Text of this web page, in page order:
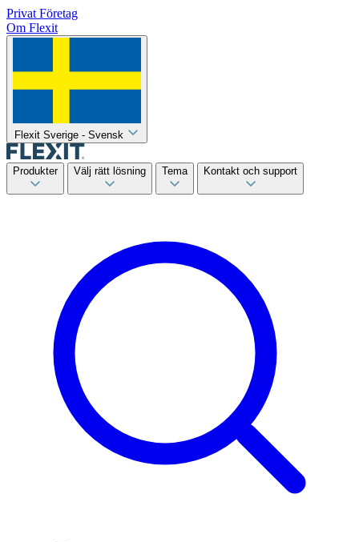
Privat Företag
Om Flexit
Flexit Sverige - Svensk
Produkter Välj rätt lösning Tema Kontakt och support